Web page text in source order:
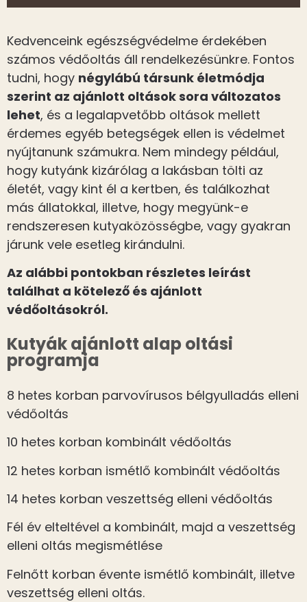
Kedvenceink egészségvédelme érdekében
számos védőoltás áll rendelkezésünkre. Fontos
tudni, hogy négylábú társunk életmódja
szerint az ajánlott oltások sora változatos
lehet, és a legalapvetőbb oltások mellett
érdemes egyéb betegségek ellen is védelmet
nyújtanunk számukra. Nem mindegy például,
hogy kutyánk kizárólag a lakásban tölti az
életét, vagy kint él a kertben, és találkozhat
más állatokkal, illetve, hogy megyünk-e
rendszeresen kutyaközösségbe, vagy gyakran
járunk vele esetleg kirándulni.
Az alábbi pontokban részletes leírást
találhat a kötelező és ajánlott
védőoltásokról.
Kutyák ajánlott alap oltási
programja
8 hetes korban parvovírusos bélgyulladás elleni
védőoltás
10 hetes korban kombinált védőoltás
12 hetes korban ismétlő kombinált védőoltás
14 hetes korban veszettség elleni védőoltás
Fél év elteltével a kombinált, majd a veszettség
elleni oltás megismétlése
Felnőtt korban évente ismétlő kombinált, illetve
veszettség elleni oltás.